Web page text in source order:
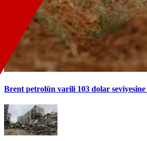
Brent petrolün varili 103 dolar